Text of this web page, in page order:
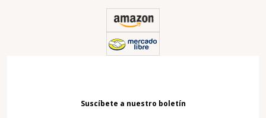
Suscíbete a nuestro boletín